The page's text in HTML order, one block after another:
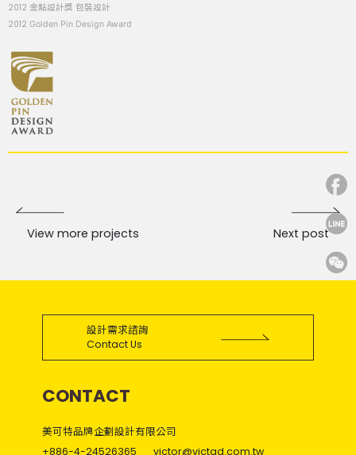
2012 金點設計獎 包裝設計
2012 Golden Pin Design Award
View more projects Next post
設計需求諮詢
Contact Us
CONTACT
美可特品牌企劃設計有限公司
+886-4-24526365
victor@victad.com.tw